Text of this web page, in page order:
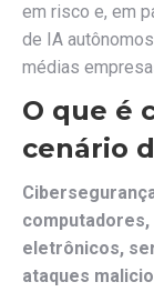
em risco e, em
de IA
médias
O que é
cenário
eletrônicos,
ataques